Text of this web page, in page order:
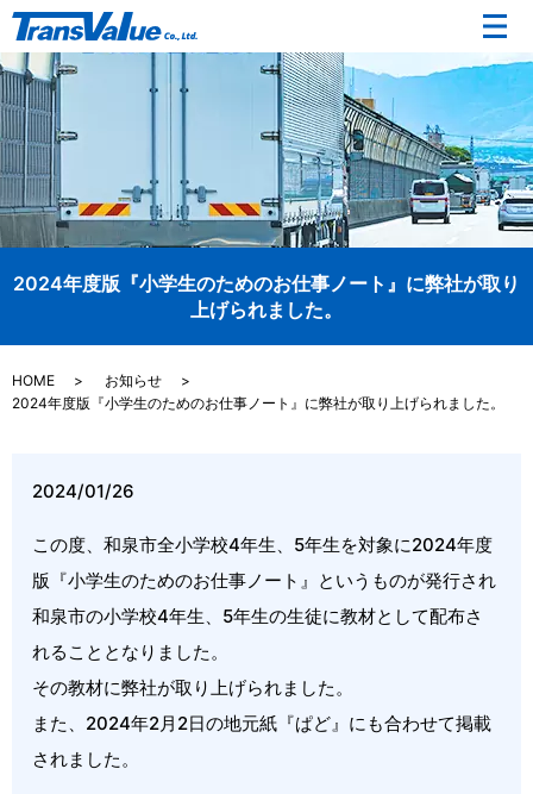
メ
2024年度版『小学生のためのお仕事ノート』に弊社が取り
上げられました。
HOME
お知らせ
2024年度版『小学生のためのお仕事ノート』に弊社が取り上げられました。
2024/01/26
この度、和泉市全小学校4年生、5年生を対象に2024年度
版『小学生のためのお仕事ノート』というものが発行され
和泉市の小学校4年生、5年生の生徒に教材として配布さ
れることとなりました。
その教材に弊社が取り上げられました。
また、2024年2月2日の地元紙『ぱど』にも合わせて掲載
されました。